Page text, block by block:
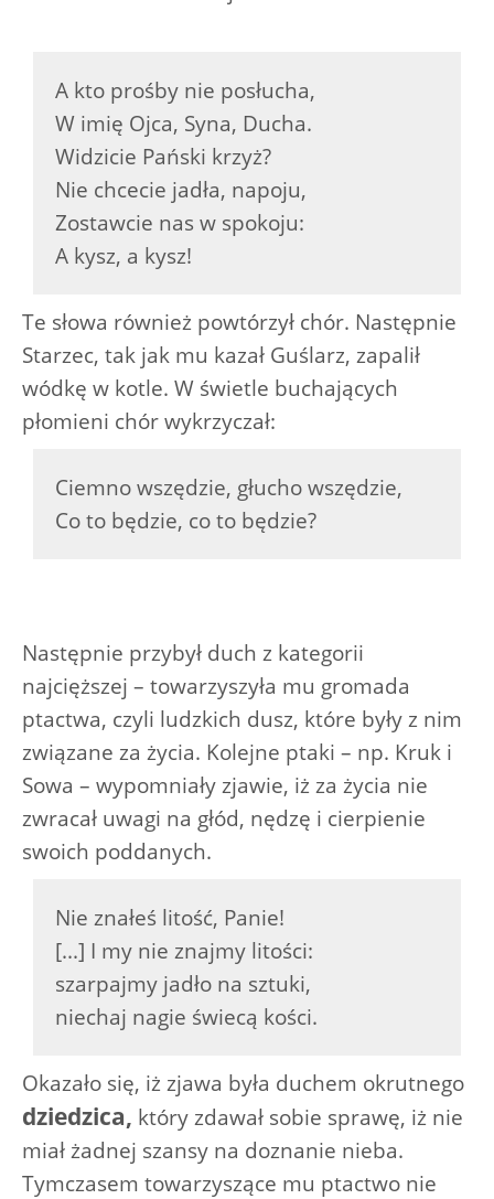
A kto prośby nie posłucha,
W imię Ojca, Syna, Ducha.
Widzicie Pański krzyż?
Nie chcecie jadła, napoju,
Zostawcie nas w spokoju:
A kysz, a kysz!
Te słowa również powtórzył chór. Następnie
Starzec, tak jak mu kazał Guślarz, zapalił
wódkę w kotle. W świetle buchających
płomieni chór wykrzyczał:
Ciemno wszędzie, głucho wszędzie,
Co to będzie, co to będzie?
Następnie przybył duch z kategorii
najcięższej – towarzyszyła mu gromada
ptactwa, czyli ludzkich dusz, które były z nim
związane za życia. Kolejne ptaki – np. Kruk i
Sowa – wypomniały zjawie, iż za życia nie
zwracał uwagi na głód, nędzę i cierpienie
swoich poddanych.
Nie znałeś litość, Panie!
[...] I my nie znajmy litości:
szarpajmy jadło na sztuki,
niechaj nagie świecą kości.
Okazało się, iż zjawa była duchem okrutnego
dziedzica, który zdawał sobie sprawę, iż nie
miał żadnej szansy na doznanie nieba.
Tymczasem towarzyszące mu ptactwo nie